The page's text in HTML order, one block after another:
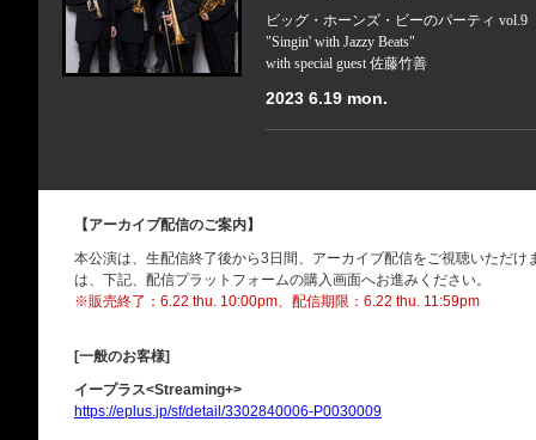
ビッグ・ホーンズ・ビーのパーティ vol.9
"Singin' with Jazzy Beats"
with special guest 佐藤竹善
2023 6.19 mon.
【アーカイブ配信のご案内】
本公演は、生配信終了後から3日間、アーカイブ配信をご視聴いただ
は、下記、配信プラットフォームの購入画面へお進みください。
※販売終了：6.22 thu. 10:00pm、配信期限：6.22 thu. 11:59pm
[一般のお客様]
イープラス<Streaming+>
https://eplus.jp/sf/detail/3302840006-P0030009